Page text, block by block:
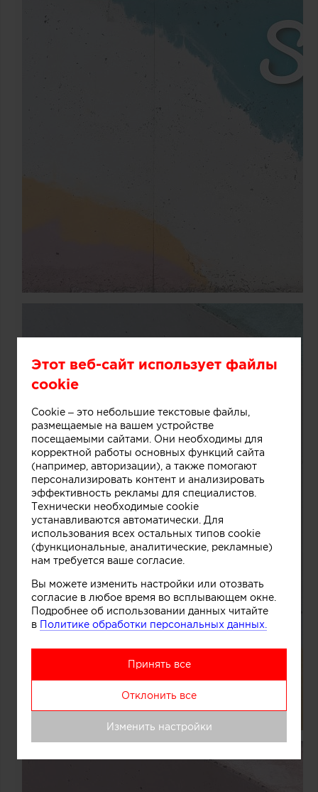
Этот веб-сайт использует файлы
cookie
Cookie – это небольшие текстовые файлы,
размещаемые на вашем устройстве
посещаемыми сайтами. Они необходимы для
корректной работы основных функций сайта
(например, авторизации), а также помогают
персонализировать контент и анализировать
эффективность рекламы для специалистов.
Технически необходимые cookie
устанавливаются автоматически. Для
использования всех остальных типов cookie
(функциональные, аналитические, рекламные)
нам требуется ваше согласие.
Вы можете изменить настройки или отозвать
согласие в любое время во всплывающем окне.
Подробнее об использовании данных читайте
в Политике обработки персональных данных.
Принять все
Отклонить все
Изменить настройки